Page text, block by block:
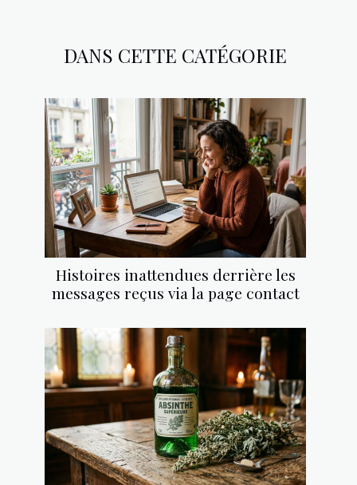
DANS CETTE CATÉGORIE
Histoires inattendues derrière les
messages reçus via la page contact